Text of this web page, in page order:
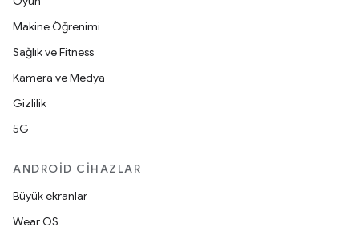
Makine Öğrenimi
Sağlık ve Fitness
Kamera ve Medya
Gizlilik
5G
ANDROID CIHAZLAR
Büyük ekranlar
Wear OS